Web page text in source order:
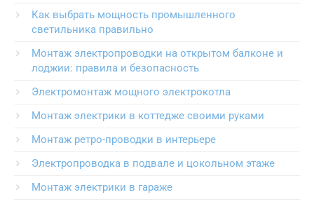
Как выбрать мощность промышленного
светильника правильно
Монтаж электропроводки на открытом балконе и
лоджии: правила и безопасность
Электромонтаж мощного электрокотла
Монтаж электрики в коттедже своими руками
Монтаж ретро-проводки в интерьере
Электропроводка в подвале и цокольном этаже
Монтаж электрики в гараже